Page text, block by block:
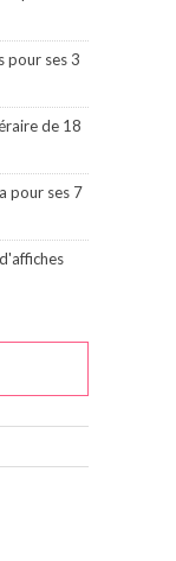
pour ses 3
de 18
pour ses 7